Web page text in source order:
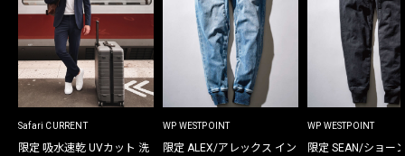
Safari CURRENT
限定 吸水速乾 UVカット 洗
WP WESTPOINT
限定 ALEX/アレックス イン
WP WESTPOINT
限定 SEAN/ショー